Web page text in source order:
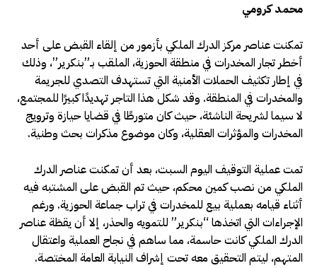
محمد كرومي
تمكنت عناصر مركز الدرك الملكي بأزمور من إلقاء القبض على أحد
أخطر تجار المخدرات في منطقة الحوزية، الملقب بـ”بنكرير”، وذلك
في إطار تكثيف الحملات الأمنية التي تستهدف التصدي للجريمة
والمخدرات في المنطقة. وقد شكل هذا التاجر تهديدًا كبيرًا للمجتمع،
لا سيما لشريحة الناشئة، حيث كان متورطًا في قضايا حيازة وترويج
المخدرات والمؤثرات العقلية، وكان موضوع مذكرات بحث وطنية.
تمت عملية التوقيف اليوم السبت، بعد أن تمكنت عناصر الدرك
الملكي من نصب كمين محكم، حيث تم القبض على المشتبه فيه
أثناء قيامه بعملية بيع للمخدرات في تراب جماعة الحوزية. ورغم
الإجراءات التي اتخذها “بنكرير” للتمويه والحذر، إلا أن يقظة عناصر
الدرك الملكي كانت حاسمة، مما ساهم في نجاح العملية واعتقال
المتهم، ليتم التحقيق معه تحت إشراف النيابة العامة المختصة.